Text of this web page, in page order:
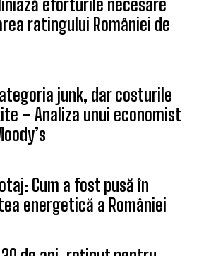
de astăzi, în
Cristian se instituie
Brasov, concurs
alergare montană